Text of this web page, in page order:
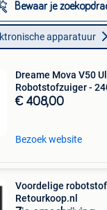
Bewaar je
apparatuur
Dreame Mova V50
Robotstofzuiger -
€ 408,00
Bezoek website
Voordelige
Retourkoop.nl